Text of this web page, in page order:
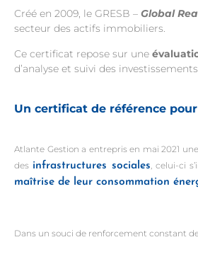
Créé en 2009, le GRESB – Global
secteur des actifs immobiliers.
Ce certificat repose sur une
d’analyse et suivi des
Un certificat de référence
Atlante Gestion a entrepris en mai 2021
des infrastructures sociales, celui-ci
maîtrise de leur consommation
Dans un souci de renforcement constant